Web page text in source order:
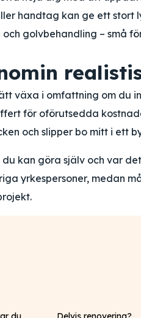
handtag kan ge ett
golvbehandling – små
växa i omfattning om du
för oförutsedda
och slipper bo mitt i ett
kan göra själv och var
yrkespersoner, medan